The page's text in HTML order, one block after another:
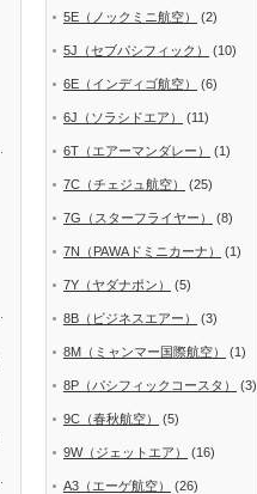
5E（ノックミニ航空） (2)
5J（セブパシフィック） (10)
6E（インディゴ航空） (6)
6J（ソラシドエア） (11)
6T（エアーマンダレー） (1)
7C（チェジュ航空） (25)
7G（スターフライヤー） (8)
7N（PAWAドミニカーナ） (1)
7Y（ヤダナポン） (5)
8B（ビジネスエアー） (3)
8M（ミャンマー国際航空） (1)
8P（パシフィックコースタ） (3)
9C（春秋航空） (5)
9W（ジェットエア） (16)
A3（エーゲ航空） (26)